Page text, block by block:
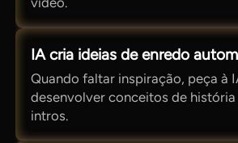
IA cria ideias de enredo
Quando faltar inspiração, peça à
desenvolver conceitos de história
intros.